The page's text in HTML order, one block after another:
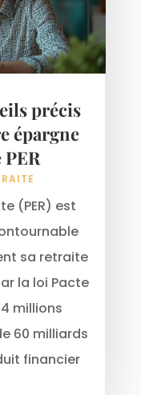
précis
épargne
(PER) est
sa retraite
la loi Pacte
millions
60 milliards
financier